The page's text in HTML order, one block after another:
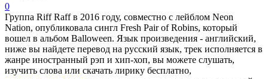
0
Группа Riff Raff в 2016 году, совместно с лейблом Neon
Nation, опубликовала сингл Fresh Pair of Robins, который
вошел в альбом Balloween. Язык произведения - английский,
ниже вы найдете перевод на русский язык, трек исполняется в
жанре иностранный рэп и хип-хоп, вы можете слушать,
изучить слова или скачать лирику бесплатно,